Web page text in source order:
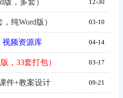
，多套） 12-30
纯Word版） 03-10
视频资源库 04-14
，33套打包） 03-17
件+教案设计 09-21